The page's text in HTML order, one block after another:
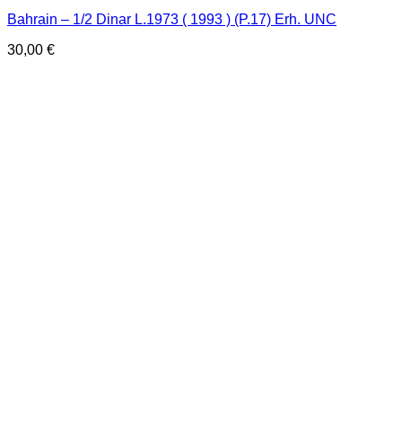
Bahrain – 1/2 Dinar L.1973 ( 1993 ) (P.17) Erh. UNC
30,00 €